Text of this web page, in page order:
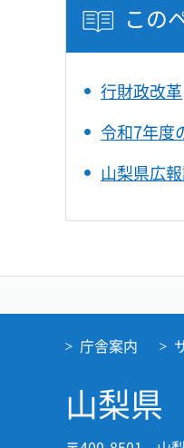
この
行財政改革
令和7年度
山梨県広
庁舎案内
山梨県